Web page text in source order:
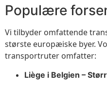
Populære
Vi tilbyder omfattende
største europæiske byer.
transportruter omfatter:
Liège i Belgien –